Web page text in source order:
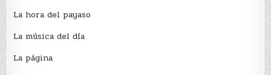
La hora del payaso
La música del día
La página